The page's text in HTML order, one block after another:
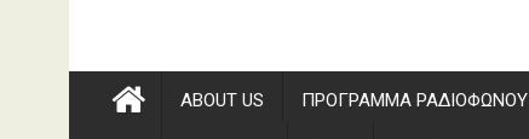
ABOUT US ΠΡΌΓΡΑΜΜΑ ΡΑΔΙΟΦΏΝΟΥ